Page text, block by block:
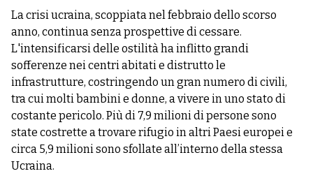
La crisi ucraina, scoppiata nel febbraio dello scorso
anno, continua senza prospettive di cessare.
L'intensificarsi delle ostilità ha inflitto grandi
sofferenze nei centri abitati e distrutto le
infrastrutture, costringendo un gran numero di civili,
tra cui molti bambini e donne, a vivere in uno stato di
costante pericolo. Più di 7,9 milioni di persone sono
state costrette a trovare rifugio in altri Paesi europei e
circa 5,9 milioni sono sfollate all’interno della stessa
Ucraina.